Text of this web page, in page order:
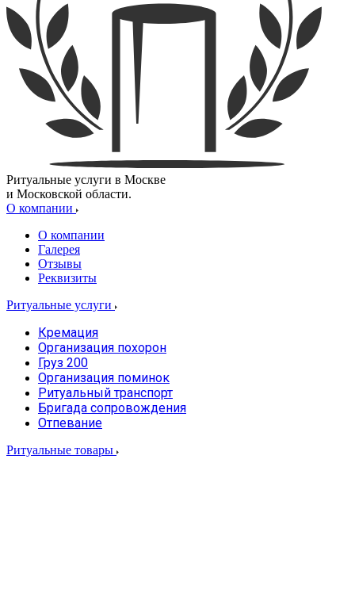
Ритуальные услуги в Москве
и Московской области.
О компании
О компании
Галерея
Отзывы
Реквизиты
Ритуальные услуги
Кремация
Организация похорон
Груз 200
Организация поминок
Ритуальный транспорт
Бригада сопровождения
Отпевание
Ритуальные товары